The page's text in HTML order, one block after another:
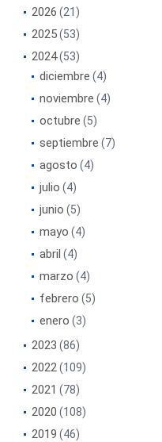
2026 (21)
2025(53)
2024(53)
diciembre (4)
noviembre (4)
octubre (5)
septiembre (7)
agosto (4)
julio (4)
junio (5)
mayo (4)
abril (4)
marzo (4)
febrero (5)
enero (3)
2023 (86)
2022(109)
2021 (78)
2020 (108)
2019 (46)